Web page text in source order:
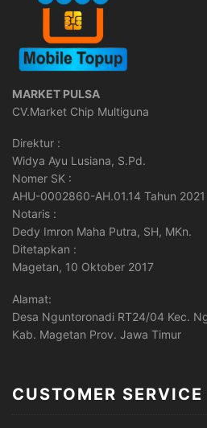
MARKET PULSA
CV.Market Chip Multiguna
Direktur :
Widya Ayu Lusiana, S.Pd.
Nomer SK :
AHU-0002860-AH.01.14 Tahun 2021
Notaris :
Dedy Imron Maha Putra, SH, MKn.
Ditetapkan :
Magetan, 10 Oktober 2017
Alamat:
Desa Nguntoronadi RT24/04 Kec.
Kab. Magetan Prov. Jawa Timur
CUSTOMER SERVICE